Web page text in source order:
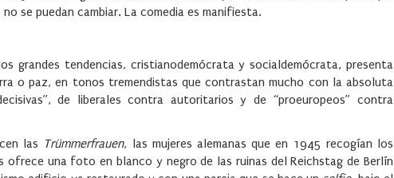
se puedan cambiar. La comedia es manifiesta.
grandes tendencias, cristianodemócrata y socialdemócrata, presenta
o paz, en tonos tremendistas que contrastan mucho con la absoluta
de liberales contra autoritarios y de “proeuropeos” contra
las Trümmerfrauen, las mujeres alemanas que en 1945 recogían los
ofrece una foto en blanco y negro de las ruinas del Reichstag de Berlín